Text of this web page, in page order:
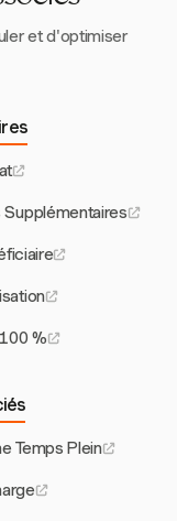
et d'optimiser
%
Temps Plein